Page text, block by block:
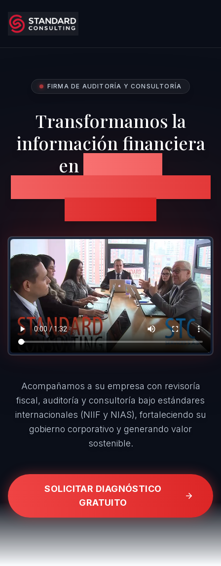
FIRMA DE AUDITORÍA Y CONSULTORÍA
Transformamos la
información financiera
en
Acompañamos a su empresa con revisoría
fiscal, auditoría y consultoría bajo estándares
internacionales (NIIF y NIAS), fortaleciendo su
gobierno corporativo y generando valor
sostenible.
SOLICITAR DIAGNÓSTICO
GRATUITO